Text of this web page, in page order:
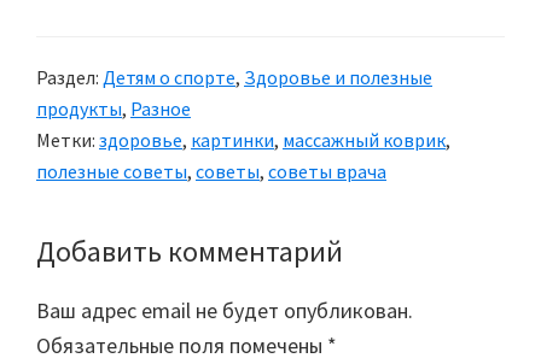
Раздел: Детям о спорте, Здоровье и полезные
продукты, Разное
Метки: здоровье, картинки, массажный коврик,
полезные советы, советы, советы врача
Reader
Interactions
Добавить комментарий
Ваш адрес email не будет опубликован.
Обязательные поля помечены *